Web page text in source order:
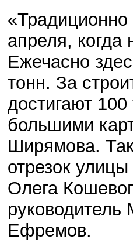
«Традиционно
апреля, когда
Ежечасно
тонн. За
достигают
большими
Ширямова.
отрезок
Олега
Ефремов.